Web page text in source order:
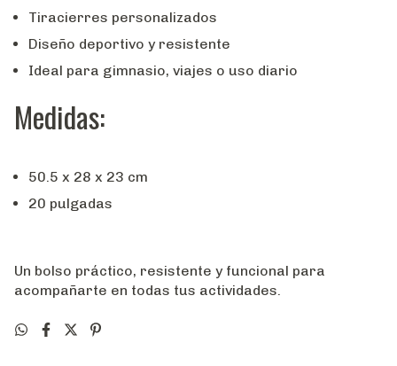
Tiracierres personalizados
Diseño deportivo y resistente
Ideal para gimnasio, viajes o uso diario
Medidas:
50.5 x 28 x 23 cm
20 pulgadas
Un bolso práctico, resistente y funcional para
acompañarte en todas tus actividades.